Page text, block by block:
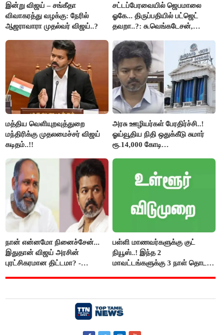
இன்று விஜய் – சங்கீதா
விவாகரத்து வழக்கு: நேரில்
ஆஜராவாரா முதல்வர் விஜய்..?
சட்டப்பேரவையில் ஜெபமாலை
ஓகே... திருப்பதியில் பட்ஜெட்
தவறா..?: சு.வெங்கடேசன்,
கேள்வி..!
மத்திய வெளியுறவுத்துறை
மந்திரிக்கு முதலமைச்சர் விஜய்
கடிதம்..!!
அரசு ஊழியர்கள் பேரதிர்ச்சி..!
ஓய்வூதிய நிதி ஒதுக்கீடு சுமார்
ரூ.14,000 கோடி
நான் என்னமோ நினைச்சேன்...
இதுதான் விஜய் அரசின்
புரட்சிகரமான திட்டமா? -
பள்ளி மாணவர்களுக்கு குட்
நியூஸ்..! இந்த 2
மாவட்டங்களுக்கு 3 நாள் தொடர்